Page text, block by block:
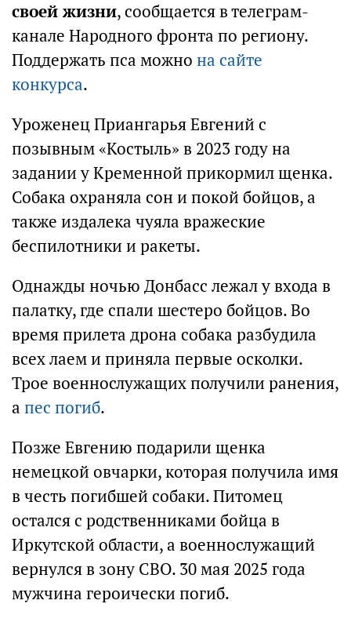
своей жизни, сообщается в телеграм-
канале Народного фронта по региону.
Поддержать пса можно на сайте
конкурса.
Уроженец Приангарья Евгений с
позывным «Костыль» в 2023 году на
задании у Кременной прикормил щенка.
Собака охраняла сон и покой бойцов, а
также издалека чуяла вражеские
беспилотники и ракеты.
Однажды ночью Донбасс лежал у входа в
палатку, где спали шестеро бойцов. Во
время прилета дрона собака разбудила
всех лаем и приняла первые осколки.
Трое военнослужащих получили ранения,
а пес погиб.
Позже Евгению подарили щенка
немецкой овчарки, которая получила имя
в честь погибшей собаки. Питомец
остался с родственниками бойца в
Иркутской области, а военнослужащий
вернулся в зону СВО. 30 мая 2025 года
мужчина героически погиб.